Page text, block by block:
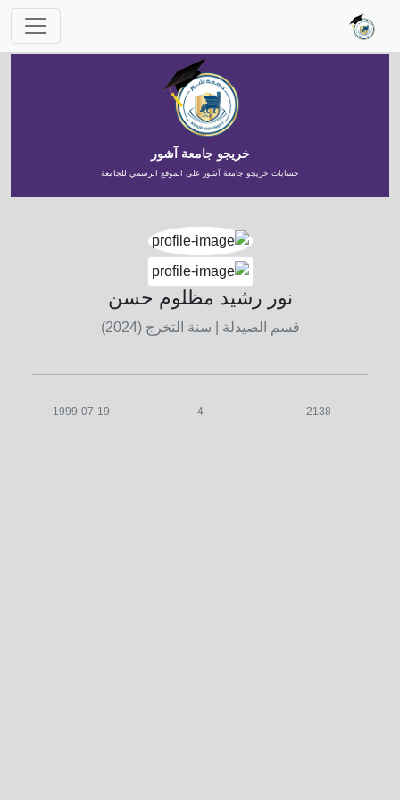
خريجو جامعة آشور
حسابات خريجو جامعة آشور على الموقع الرسمي للجامعة
نور رشيد مظلوم حسن
قسم الصيدلة | سنة التخرج (2024)
2138
4
1999-07-19